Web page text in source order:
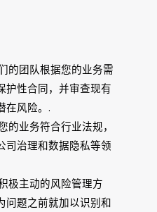
的团队根据您的业务需
护性合同，并审查现有
在风险。.
的业务符合行业法规，
司治理和数据隐私等领
极主动的风险管理方
问题之前就加以识别和